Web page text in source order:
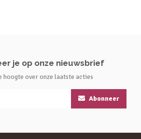
je op onze nieuwsbrief
hoogte over onze laatste acties
Abonneer